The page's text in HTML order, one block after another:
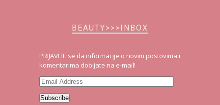
BEAUTY>>>INBOX
PRIJAVITE se da informacije o novim postovima i
komentarima dobijate na e-mail!
Email
Address
Subscribe